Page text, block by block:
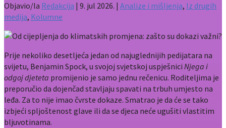
Objavio/la Redakcija | 9. jul 2026. | Analize i mišljenja, Iz drugih
medija, Kolumne
Prije nekoliko desetljeća jedan od najuglednijih pedijatara na
svijetu, Benjamin Spock, u svojoj svjetskoj uspješnici Njega i
odgoj djeteta promijenio je samo jednu rečenicu. Roditeljima je
preporučio da dojenčad stavljaju spavati na trbuh umjesto na
leđa. Za to nije imao čvrste dokaze. Smatrao je da će se tako
izbjeći spljoštenost glave ili da se djeca neće ugušiti vlastitim
bljuvotinama.